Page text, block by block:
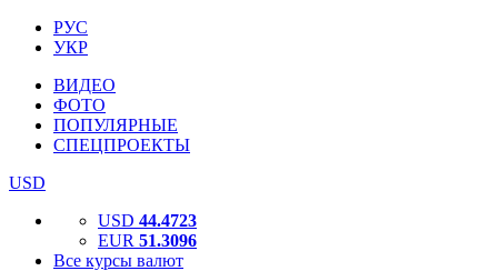
РУС
УКР
ВИДЕО
ФОТО
ПОПУЛЯРНЫЕ
СПЕЦПРОЕКТЫ
USD
USD 44.4723
EUR 51.3096
Все курсы валют